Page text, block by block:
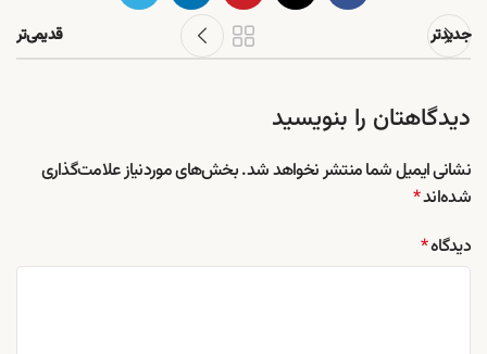
جدیدتر قدیمی‌تر
دیدگاهتان را بنویسید
نشانی ایمیل شما منتشر نخواهد شد.بخش‌های موردنیاز علامت‌گذاری
شده‌اند*
دیدگاه*